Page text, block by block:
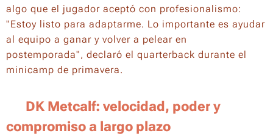
algo que el jugador aceptó con profesionalismo:
"Estoy listo para adaptarme. Lo importante es ayudar
al equipo a ganar y volver a pelear en
postemporada", declaró el quarterback durante el
minicamp de primavera.
DK Metcalf: velocidad, poder y
compromiso a largo plazo